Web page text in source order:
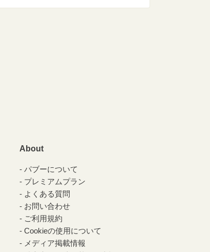
About
パブーについて
プレミアムプラン
よくある質問
お問い合わせ
ご利用規約
Cookieの使用について
メディア掲載情報